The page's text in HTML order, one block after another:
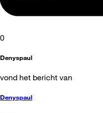
0
Denyspaul
vond het bericht van
Denyspaul